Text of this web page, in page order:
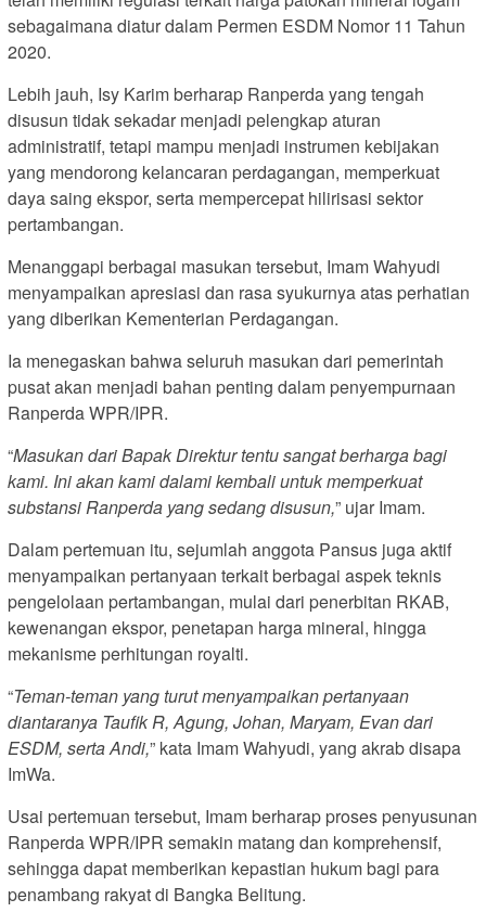
sebagaimana diatur dalam Permen ESDM Nomor 11 Tahun
2020.
Lebih jauh, Isy Karim berharap Ranperda yang tengah
disusun tidak sekadar menjadi pelengkap aturan
administratif, tetapi mampu menjadi instrumen kebijakan
yang mendorong kelancaran perdagangan, memperkuat
daya saing ekspor, serta mempercepat hilirisasi sektor
pertambangan.
Menanggapi berbagai masukan tersebut, Imam Wahyudi
menyampaikan apresiasi dan rasa syukurnya atas perhatian
yang diberikan Kementerian Perdagangan.
Ia menegaskan bahwa seluruh masukan dari pemerintah
pusat akan menjadi bahan penting dalam penyempurnaan
Ranperda WPR/IPR.
“Masukan dari Bapak Direktur tentu sangat berharga bagi
kami. Ini akan kami dalami kembali untuk memperkuat
substansi Ranperda yang sedang disusun,” ujar Imam.
Dalam pertemuan itu, sejumlah anggota Pansus juga aktif
menyampaikan pertanyaan terkait berbagai aspek teknis
pengelolaan pertambangan, mulai dari penerbitan RKAB,
kewenangan ekspor, penetapan harga mineral, hingga
mekanisme perhitungan royalti.
“Teman-teman yang turut menyampaikan pertanyaan
diantaranya Taufik R, Agung, Johan, Maryam, Evan dari
ESDM, serta Andi,” kata Imam Wahyudi, yang akrab disapa
ImWa.
Usai pertemuan tersebut, Imam berharap proses penyusunan
Ranperda WPR/IPR semakin matang dan komprehensif,
sehingga dapat memberikan kepastian hukum bagi para
penambang rakyat di Bangka Belitung.